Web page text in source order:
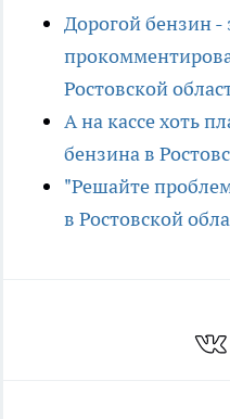
Дорогой бензин
Ростовской
А на кассе хоть
бензина в
"Решайте
в Ростовской